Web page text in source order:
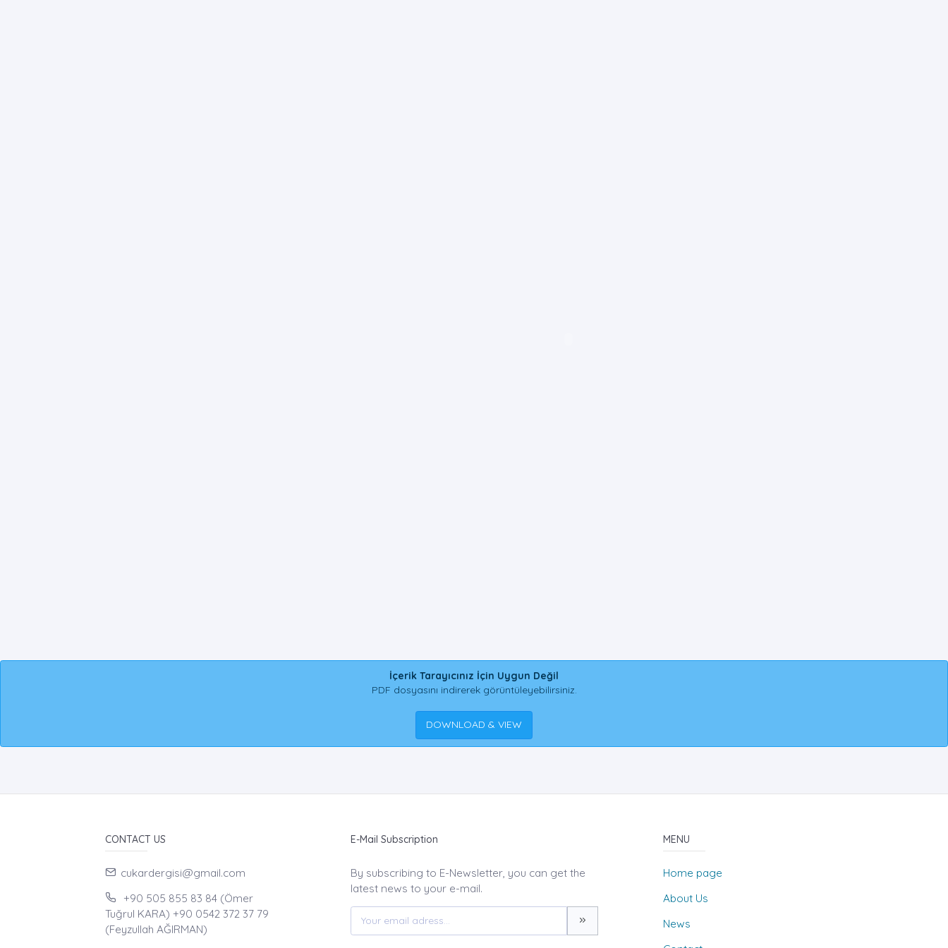
İçerik Tarayıcınız İçin Uygun Değil
PDF dosyasını indirerek görüntüleyebilirsiniz.
DOWNLOAD & VIEW
CONTACT US
cukardergisi@gmail.com
+90 505 855 83 84 (Ömer
Tuğrul KARA) +90 0542 372 37 79
(Feyzullah AĞIRMAN)
E-Mail Subscription
By subscribing to E-Newsletter, you can get the
latest news to your e-mail.
MENU
Home page
About Us
News